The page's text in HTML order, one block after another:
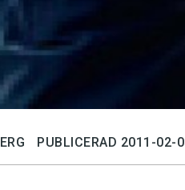
PUBLICERAD 2011-02-